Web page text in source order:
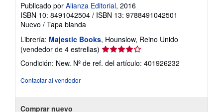
Publicado por Alianza Editorial, 2016
ISBN 10: 8491042504 / ISBN 13: 9788491042501
Nuevo / Tapa blanda
Librería: Majestic Books, Hounslow, Reino Unido
(vendedor de 4 estrellas) Calificación
del
vendedor:
Condición: New. Nº de ref. del artículo: 401926232
Contactar al vendedor
Comprar nuevo